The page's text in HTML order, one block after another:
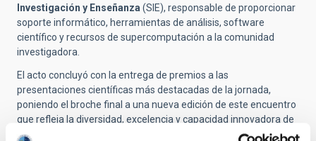
Investigación y Enseñanza (SIE), responsable de proporcionar
soporte informático, herramientas de análisis, software
científico y recursos de supercomputación a la comunidad
investigadora.
El acto concluyó con la entrega de premios a las
presentaciones científicas más destacadas de la jornada,
poniendo el broche final a una nueva edición de este encuentro
que refleja la diversidad, excelencia y capacidad innovadora de
la actividad científica y tecnológica desarrollada en el Instituto